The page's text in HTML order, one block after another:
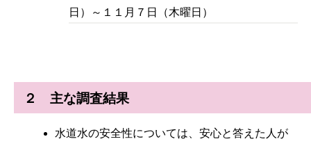
日）～１１月７日（木曜日）
２ 主な調査結果
水道水の安全性については、安心と答えた人が